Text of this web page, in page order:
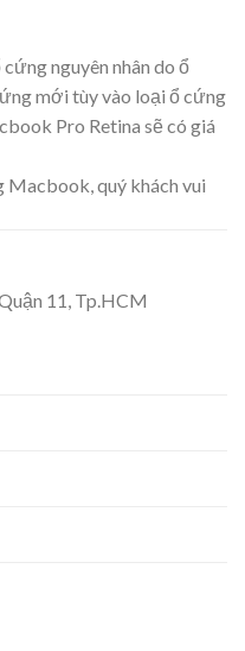
nguyên nhân do ổ
mới tùy vào loại ổ cứng
Pro Retina sẽ có giá
quý khách vui
11, Tp.HCM